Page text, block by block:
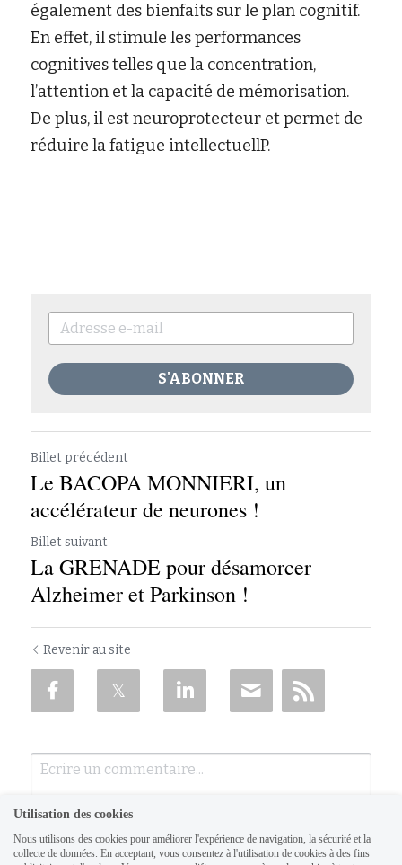
également des bienfaits sur le plan cognitif.
En effet, il stimule les performances
cognitives telles que la concentration,
l’attention et la capacité de mémorisation.
De plus, il est neuroprotecteur et permet de
réduire la fatigue intellectuellP.
S'ABONNER
Billet précédent
Le BACOPA MONNIERI, un
accélérateur de neurones !
Billet suivant
La GRENADE pour désamorcer
Alzheimer et Parkinson !
Revenir au site
Utilisation des cookies
Nous utilisons des cookies pour améliorer l'expérience de navigation, la sécurité et la
collecte de données. En acceptant, vous consentez à l'utilisation de cookies à des fins